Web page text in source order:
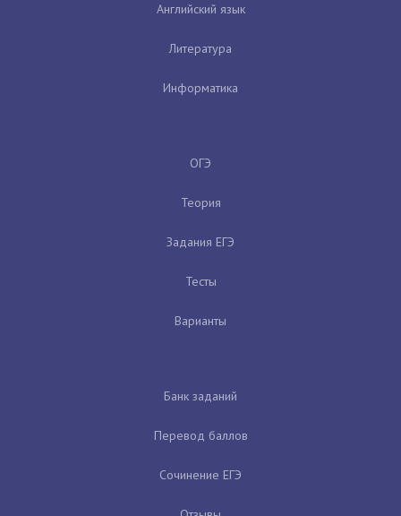
Английский язык
Литература
Информатика
ОГЭ
Теория
Задания ЕГЭ
Тесты
Варианты
Банк заданий
Перевод баллов
Сочинение ЕГЭ